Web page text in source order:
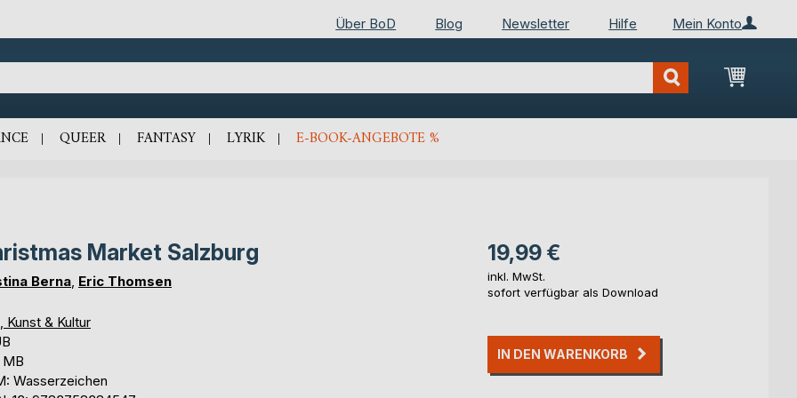
Mein Konto
Über BoD Blog Newsletter Hilfe
Mein
QUEER FANTASY LYRIK E-BOOK-ANGEBOTE %
Market Salzburg
Berna Eric Thomsen
Kunst & Kultur
MB
Wasserzeichen
19,99 €
inkl. MwSt.
sofort verfügbar als Download
IN DEN WARENKORB